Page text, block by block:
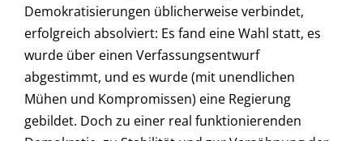
Demokratisierungen üblicherweise verbindet,
erfolgreich absolviert: Es fand eine Wahl statt, es
wurde über einen Verfassungsentwurf
abgestimmt, und es wurde (mit unendlichen
Mühen und Kompromissen) eine Regierung
gebildet. Doch zu einer real funktionierenden